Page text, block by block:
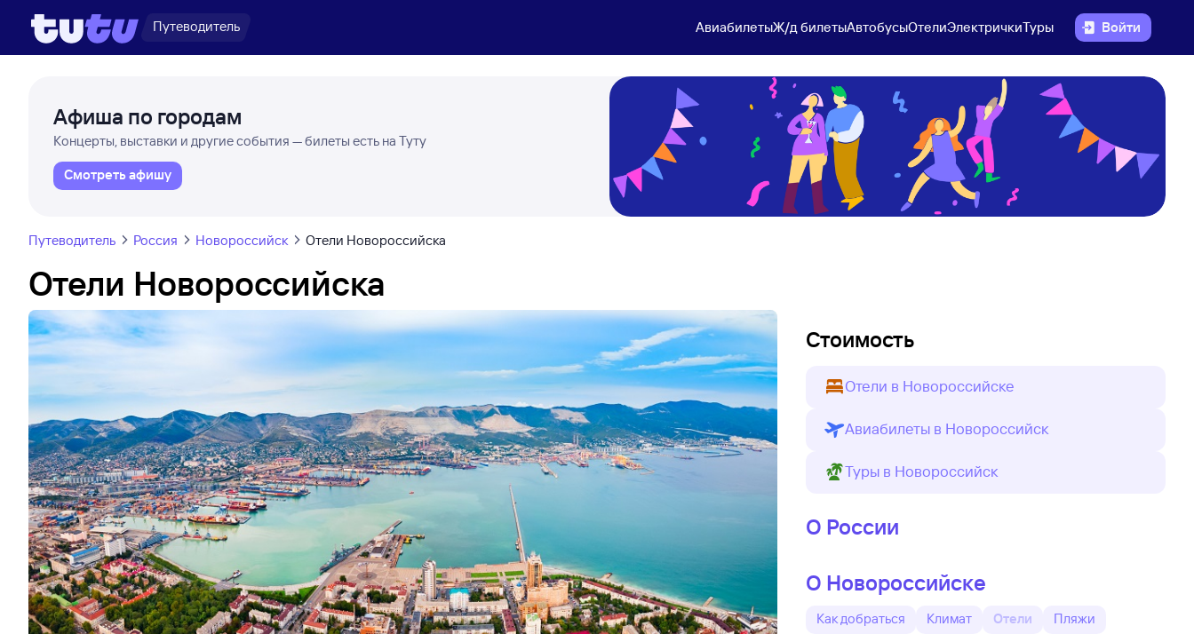
Путеводитель АвиабилетыЖ/д билетыАвтобусыОтелиЭлектричкиТуры Войти
Афиша по городам
Концерты, выставки и другие события — билеты есть на Туту
Смотреть афишу
Путеводитель Россия Новороссийск Отели Новороссийска
Отели Новороссийска
Стоимость
Отели в Новороссийске
Авиабилеты в Новороссийск
Туры в Новороссийск
О России
О Новороссийске
Как добраться Климат Отели
Пляжи